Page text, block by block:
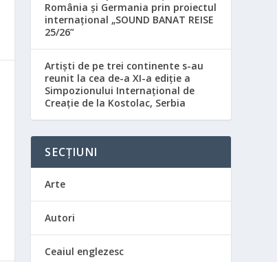
România și Germania prin proiectul
internațional „SOUND BANAT REISE
25/26”
Artiști de pe trei continente s-au
reunit la cea de-a XI-a ediție a
Simpozionului Internațional de
Creație de la Kostolac, Serbia
SECȚIUNI
Arte
Autori
Ceaiul englezesc